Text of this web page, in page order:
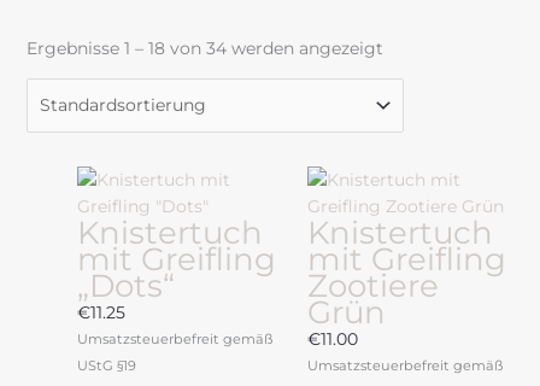
Ergebnisse 1 – 18 von 34 werden angezeigt
Knistertuch
mit Greifling
„Dots“
€11.25
Umsatzsteuerbefreit gemäß
UStG §19
Dieses
Produkt
weist
mehrere
Die
Knistertuch
mit Greifling
Zootiere
Grün
€11.00
Umsatzsteuerbefreit gemäß
Dieses
Produkt
weist
mehrere
Varianten
Optionen